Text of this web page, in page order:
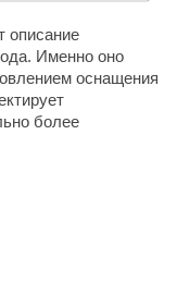
описание
Именно оно
оснащения
более